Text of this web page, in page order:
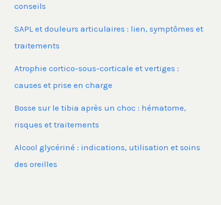
conseils
SAPL et douleurs articulaires : lien, symptômes et
traitements
Atrophie cortico-sous-corticale et vertiges :
causes et prise en charge
Bosse sur le tibia après un choc : hématome,
risques et traitements
Alcool glycériné : indications, utilisation et soins
des oreilles